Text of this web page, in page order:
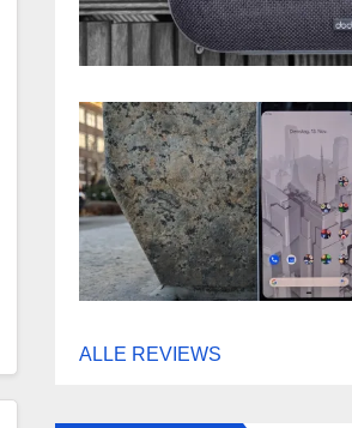
ALLE REVIEWS